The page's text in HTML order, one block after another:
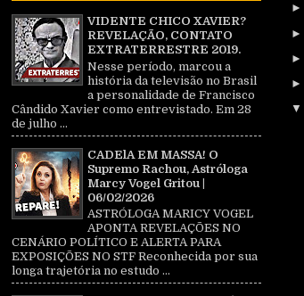
VIDENTE CHICO XAVIER?
REVELAÇÃO, CONTATO
EXTRATERRESTRE 2019.
Nesse período, marcou a
história da televisão no Brasil
a personalidade de Francisco
Cândido Xavier como entrevistado. Em 28
de julho ...
CADElA EM MASSA! O
Supremo Rachou, Astróloga
Marcy Vogel Gritou |
06/02/2026
ASTRÓLOGA MARICY VOGEL
APONTA REVELAÇÕES NO
CENÁRIO POLÍTICO E ALERTA PARA
EXPOSIÇÕES NO STF Reconhecida por sua
longa trajetória no estudo ...
►
►
►
►
▼